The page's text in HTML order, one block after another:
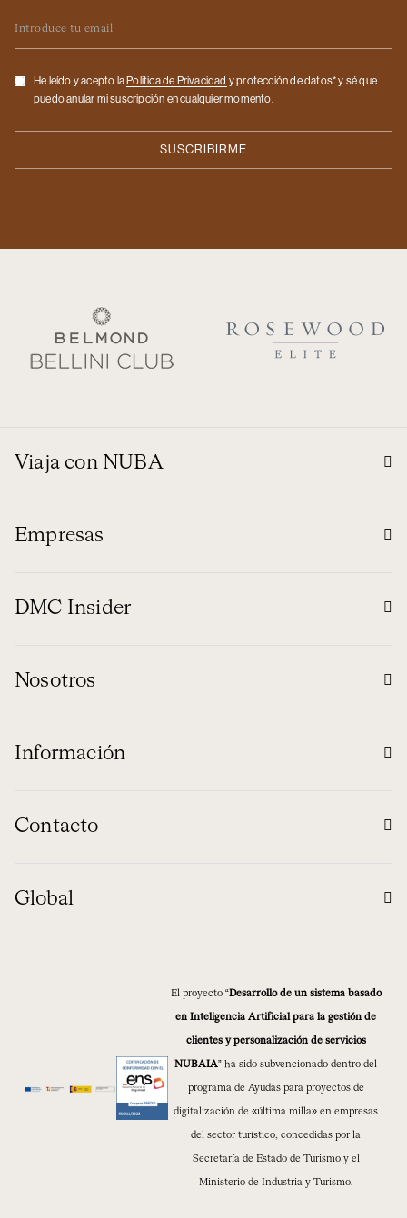
Checkbox
He leído y acepto la Politica de Privacidad y protección de datos* y sé que
puedo anular mi suscripción en cualquier momento.
Viaja con NUBA
Empresas
DMC Insider
Nosotros
Información
Contacto
Global
El proyecto “Desarrollo de un sistema basado
en Inteligencia Artificial para la gestión de
clientes y personalización de servicios
NUBAIA” ha sido subvencionado dentro del
programa de Ayudas para proyectos de
digitalización de «última milla» en empresas
del sector turístico, concedidas por la
Secretaría de Estado de Turismo y el
Ministerio de Industria y Turismo.